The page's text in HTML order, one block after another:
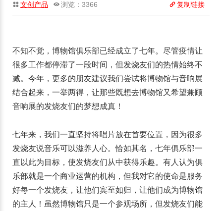
文创产品
浏览：3366 复制链接
不知不觉，博物馆俱乐部已经成立了七年。尽管疫情让
很多工作都停滞了一段时间，但发烧友们的热情始终不
减。今年，更多的朋友建议我们尝试将博物馆与音响展
结合起来，一举两得，让那些既想去博物馆又希望兼顾
音响展的发烧友们的梦想成真！
七年来，我们一直坚持将唱片放在首要位置，因为很多
发烧友说音乐可以滋养人心。恰如其名，七年俱乐部一
直以此为目标，使发烧友们从中获得乐趣。有人认为俱
乐部就是一个商业运营的机构，但我对它的使命是服务
好每一个发烧友，让他们宾至如归，让他们成为博物馆
的主人！虽然博物馆只是一个参观场所，但发烧友们能